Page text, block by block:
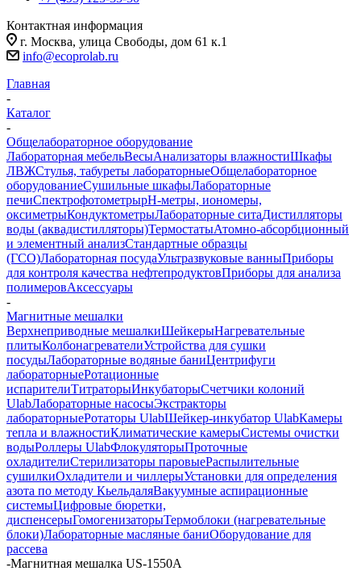
Контактная информация
г. Москва, улица Свободы, дом 61 к.1
info@ecoprolab.ru
Главная
-
Каталог
-
Общелабораторное оборудование
Лабораторная мебельВесыАнализаторы влажностиШкафы
ЛВЖСтулья, табуреты лабораторныеОбщелабораторное
оборудованиеСушильные шкафыЛабораторные
печиСпектрофотометрыpH-метры, иономеры,
оксиметрыКондуктометрыЛабораторные ситаДистилляторы
воды (аквадистилляторы)ТермостатыАтомно-абсорбционный
и элементный анализСтандартные образцы
(ГСО)Лабораторная посудаУльтразвуковые ванныПриборы
для контроля качества нефтепродуктовПриборы для анализа
полимеровАксессуары
-
Магнитные мешалки
Верхнеприводные мешалкиШейкерыНагревательные
плитыКолбонагревателиУстройства для сушки
посудыЛабораторные водяные баниЦентрифуги
лабораторныеРотационные
испарителиТитраторыИнкубаторыСчетчики колоний
UlabЛабораторные насосыЭкстракторы
лабораторныеРотаторы UlabШейкер-инкубатор UlabКамеры
тепла и влажностиКлиматические камерыСистемы очистки
водыРоллеры UlabФлокуляторыПроточные
охладителиСтерилизаторы паровыеРаспылительные
сушилкиОхладители и чиллерыУстановки для определения
азота по методу КьельдаляВакуумные аспирационные
системыЦифровые бюретки,
диспенсерыГомогенизаторыТермоблоки (нагревательные
блоки)Лабораторные масляные баниОборудование для
рассева
-Магнитная мешалка US-1550A